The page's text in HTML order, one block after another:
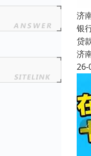
济
银
贷
济
26-